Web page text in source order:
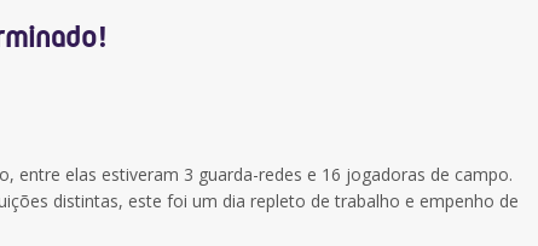
entre elas estiveram 3 guarda-redes e 16 jogadoras de campo.
distintas, este foi um dia repleto de trabalho e empenho de